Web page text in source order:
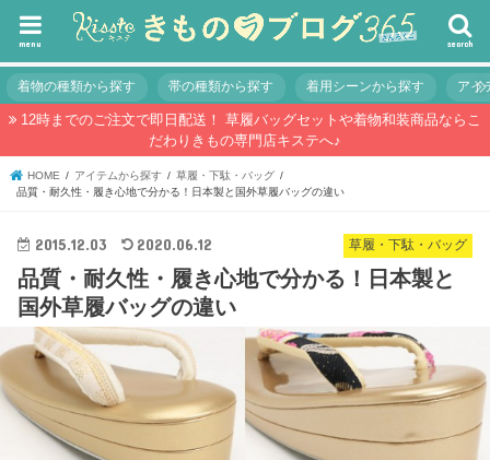
search
menu
着物の種類から探す 帯の種類から探す 着用シーンから探す アイ
12時までのご注文で即日配送！ 草履バッグセットや着物和装商品ならこ
だわりきもの専門店キステへ♪
HOME アイテムから探す
草履・下駄・バッグ
品質・耐久性・履き心地で分かる！日本製と国外草履バッグの違い
草履・下駄・バッグ
2015.12.03 2020.06.12
品質・耐久性・履き心地で分かる！日本製と
国外草履バッグの違い